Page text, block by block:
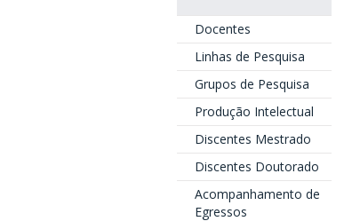
Docentes
Linhas de Pesquisa
Grupos de Pesquisa
Produção Intelectual
Discentes Mestrado
Discentes Doutorado
Acompanhamento de
Egressos